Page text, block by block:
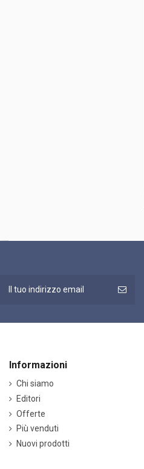
Informazioni
Chi siamo
Editori
Offerte
Più venduti
Nuovi prodotti